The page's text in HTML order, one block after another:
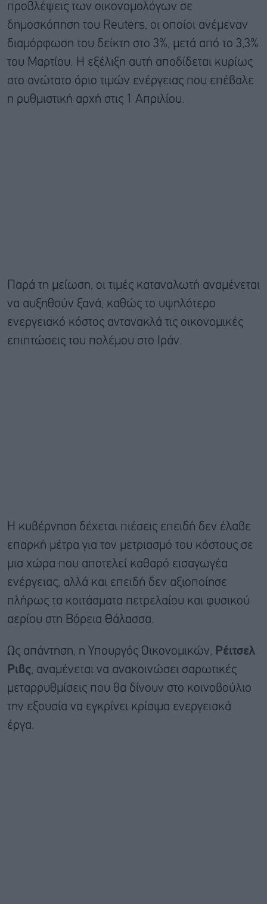
προβλέψεις των οικονομολόγων σε
δημοσκόπηση του Reuters, οι οποίοι ανέμεναν
διαμόρφωση του δείκτη στο 3%, μετά από το 3,3%
του Μαρτίου. Η εξέλιξη αυτή αποδίδεται κυρίως
στο ανώτατο όριο τιμών ενέργειας που επέβαλε
η ρυθμιστική αρχή στις 1 Απριλίου.
Παρά τη μείωση, οι τιμές καταναλωτή αναμένεται
να αυξηθούν ξανά, καθώς το υψηλότερο
ενεργειακό κόστος αντανακλά τις οικονομικές
επιπτώσεις του πολέμου στο Ιράν.
Η κυβέρνηση δέχεται πιέσεις επειδή δεν έλαβε
επαρκή μέτρα για τον μετριασμό του κόστους σε
μια χώρα που αποτελεί καθαρό εισαγωγέα
ενέργειας, αλλά και επειδή δεν αξιοποίησε
πλήρως τα κοιτάσματα πετρελαίου και φυσικού
αερίου στη Βόρεια Θάλασσα.
Ως απάντηση, η Υπουργός Οικονομικών, Ρέιτσελ
Ριβς, αναμένεται να ανακοινώσει σαρωτικές
μεταρρυθμίσεις που θα δίνουν στο κοινοβούλιο
την εξουσία να εγκρίνει κρίσιμα ενεργειακά
έργα.